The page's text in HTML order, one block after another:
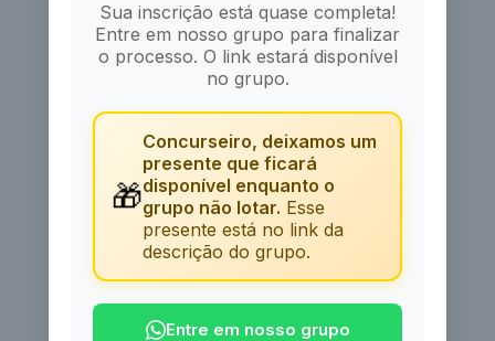
Sua inscrição está quase completa!
Entre em nosso grupo para finalizar
o processo. O link estará disponível
no grupo.
🎁
Concurseiro, deixamos um
presente que ficará
disponível enquanto o
grupo não lotar. Esse
presente está no link da
descrição do grupo.
Entre em nosso grupo